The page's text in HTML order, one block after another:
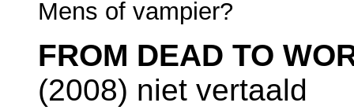
Mens of vampier?
FROM DEAD TO
(2008) niet vertaald